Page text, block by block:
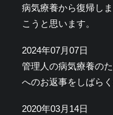
病気療養から復帰し
こうと思います。
2024年07月07日
管理人の病気療養の
へのお返事をしばら
2020年03月14日